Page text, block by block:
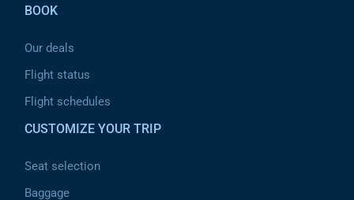
BOOK
Our deals
Flight status
Flight schedules
CUSTOMIZE YOUR TRIP
Seat selection
Baggage